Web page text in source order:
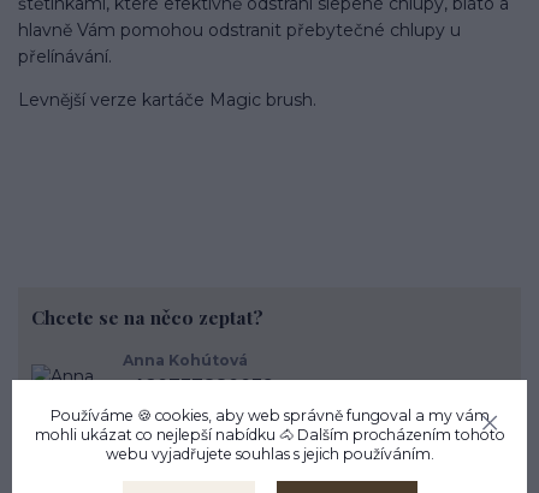
hlavně Vám pomohou odstranit přebytečné chlupy u
přelínávání.
Levnější verze kartáče Magic brush.
Chcete se na něco zeptat?
Anna Kohútová
+420737880039
objednavky@cleverhorse.cz
Používáme 🍪 cookies, aby web správně fungoval a my vám
mohli ukázat co nejlepší nabídku 🐴 Dalším procházením tohoto
webu vyjadřujete souhlas s jejich používáním.